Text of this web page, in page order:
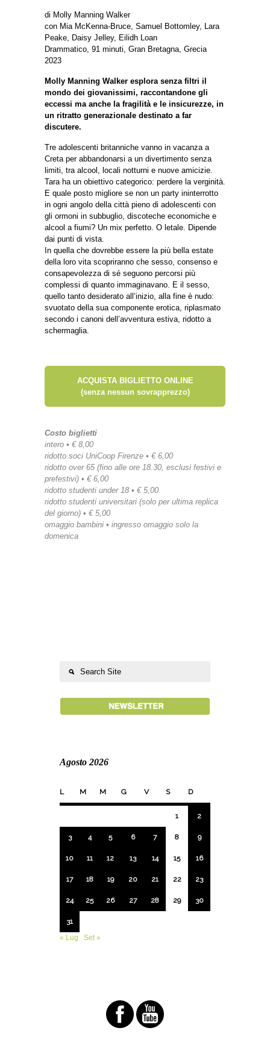
di Molly Manning Walker
con Mia McKenna-Bruce, Samuel Bottomley, Lara
Peake, Daisy Jelley, Eilidh Loan
Drammatico, 91 minuti, Gran Bretagna, Grecia
2023
Molly Manning Walker esplora senza filtri il
mondo dei giovanissimi, raccontandone gli
eccessi ma anche la fragilità e le insicurezze, in
un ritratto generazionale destinato a far
discutere.
Tre adolescenti britanniche vanno in vacanza a
Creta per abbandonarsi a un divertimento senza
limiti, tra alcool, locali notturni e nuove amicizie.
Tara ha un obiettivo categorico: perdere la verginità.
E quale posto migliore se non un party ininterrotto
in ogni angolo della città pieno di adolescenti con
gli ormoni in subbuglio, discoteche economiche e
alcool a fiumi? Un mix perfetto. O letale. Dipende
dai punti di vista.
In quella che dovrebbe essere la più bella estate
della loro vita scopriranno che sesso, consenso e
consapevolezza di sé seguono percorsi più
complessi di quanto immaginavano. E il sesso,
quello tanto desiderato all’inizio, alla fine è nudo:
svuotato della sua componente erotica, riplasmato
secondo i canoni dell’avventura estiva, ridotto a
schermaglia.
ACQUISTA BIGLIETTO ONLINE
(senza nessun sovrapprezzo)
Costo biglietti
intero • € 8,00
ridotto soci UniCoop Firenze • € 6,00
ridotto over 65 (fino alle ore 18.30, esclusi festivi e
prefestivi) • € 6,00
ridotto studenti under 18 • € 5,00
ridotto studenti universitari (solo per ultima replica
del giorno) • € 5,00
omaggio bambini • ingresso omaggio solo la
domenica
Agosto 2026
L M M G V S D
1 2
3 4 5 6 7 8 9
10 11 12 13 14 15 16
17 18 19 20 21 22 23
24 25 26 27 28 29 30
31
« Lug
Set »